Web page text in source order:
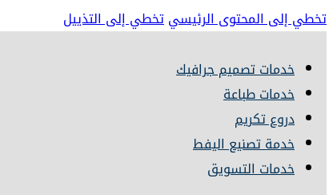
تخطي إلى المحتوى الرئيسيتخطي إلى التذييل
خدمات تصميم جرافيك
خدمات طباعة
دروع تكريم
خدمة تصنيع اليفط
خدمات التسويق